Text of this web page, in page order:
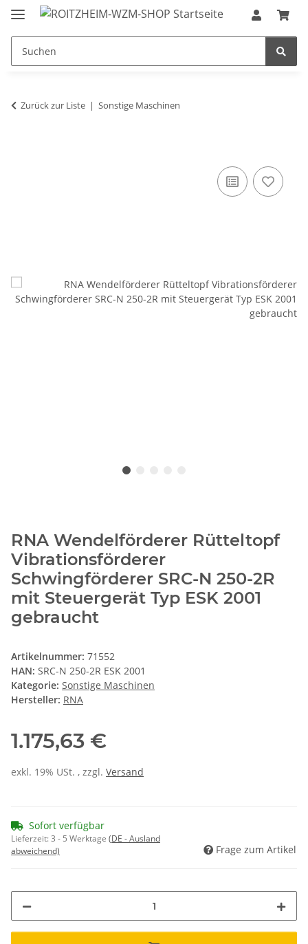
Zurück zur Liste Sonstige Maschinen
RNA Wendelförderer Rütteltopf
Vibrationsförderer
Schwingförderer SRC-N 250-2R
mit Steuergerät Typ ESK 2001
gebraucht
Artikelnummer: 71552
HAN: SRC-N 250-2R ESK 2001
Kategorie: Sonstige Maschinen
Hersteller: RNA
1.175,63 €
exkl. 19% USt. , zzgl. Versand
Sofort verfügbar
Lieferzeit:3 - 5 Werktage (DE - Ausland
abweichend)
Frage zum Artikel